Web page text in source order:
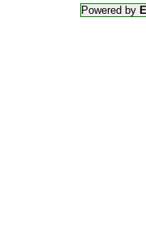
Powered by